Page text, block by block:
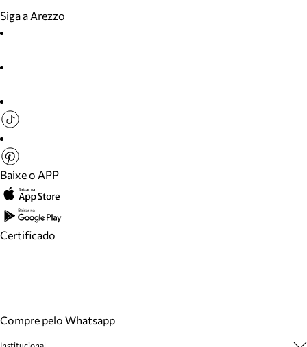
Siga a Arezzo
Baixe o APP
Certificado
Compre pelo Whatsapp
Institucional